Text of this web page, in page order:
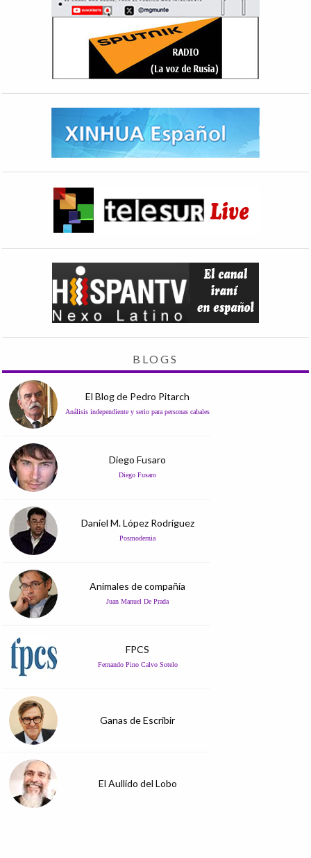
BLOGS
El Blog de Pedro Pitarch
Análisis independiente y serio para personas cabales
Diego Fusaro
Diego Fusaro
Daniel M. López Rodríguez
Posmodernia
Animales de compañía
Juan Manuel De Prada
FPCS
Fernando Pino Calvo Sotelo
Ganas de Escribir
El Aullido del Lobo